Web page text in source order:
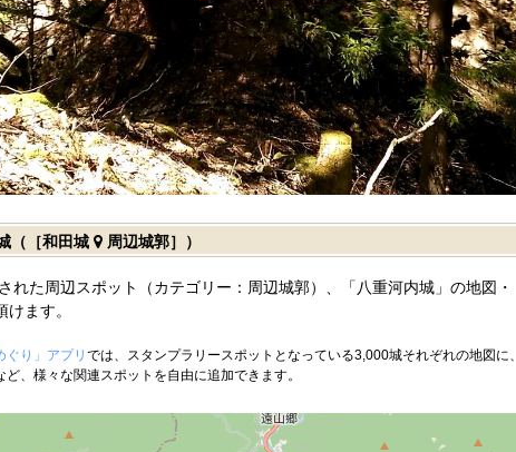
（［和田城 周辺城郭］）
れた周辺スポット（カテゴリー：周辺城郭）、「八重河内城」の地図・
ます。
ぐり」アプリ では、スタンプラリースポットとなっている3,000城それぞれの地図に、
ど、様々な関連スポットを自由に追加できます。